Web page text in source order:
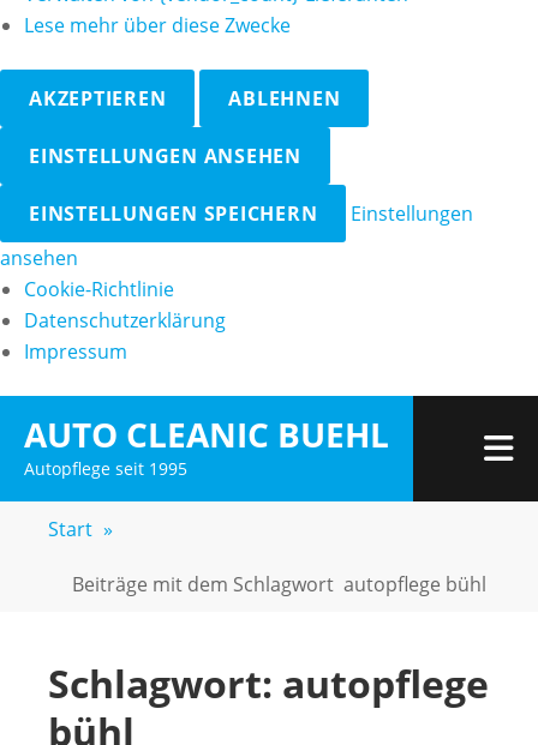
Lese mehr über diese Zwecke
AKZEPTIEREN ABLEHNEN
EINSTELLUNGEN ANSEHEN
EINSTELLUNGEN SPEICHERN
Einstellungen
ansehen
Cookie-Richtlinie
Datenschutzerklärung
Impressum
Inhalt
springen
AUTO CLEANIC BUEHL
Autopflege seit 1995
Start »
Beiträge mit dem Schlagwort autopflege bühl
Schlagwort: autopflege
bühl